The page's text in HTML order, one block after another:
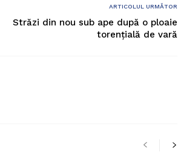
ARTICOLUL URMĂTOR
Străzi din nou sub ape după o ploaie
torențială de vară